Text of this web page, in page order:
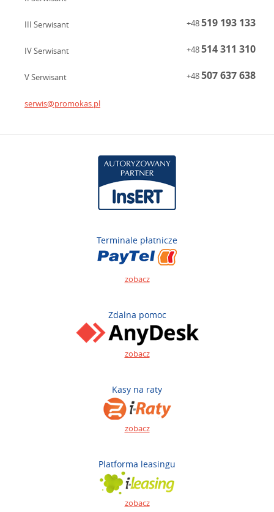
III Serwisant +48519 193 133
IV Serwisant +48514 311 310
V Serwisant +48507 637 638
serwis@promokas.pl
Terminale płatnicze
zobacz
Zdalna pomoc
zobacz
Kasy na raty
zobacz
Platforma leasingu
zobacz